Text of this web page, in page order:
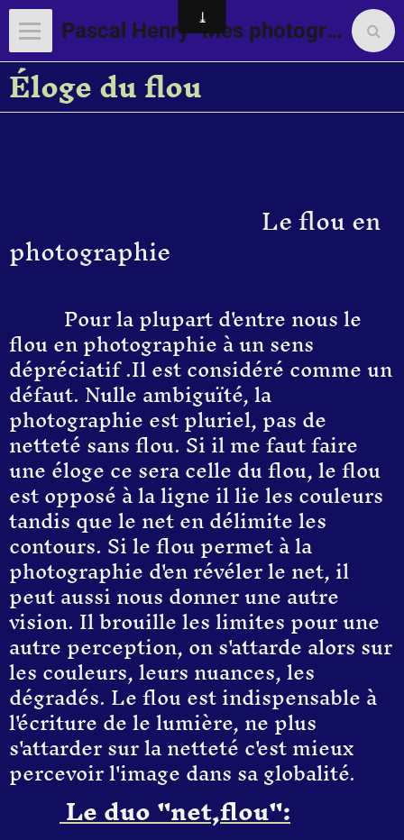
Pascal Henry "Mes photographies"
Éloge du flou
Le flou en
photographie
Pour la plupart d'entre nous le
flou en photographie à un sens
dépréciatif .Il est considéré comme un
défaut.Nulle ambiguïté, la
photographie estpluriel,pas de
netteté sans flou.Si il me faut faire
une éloge ce sera celle du flou,le flou
est opposé à la ligne il lie les couleurs
tandis que le net en délimite les
contours.Si le flou permet à la
photographie d'en révéler le net, il
peut aussi nous donner une autre
vision. Il brouille les limites pour une
autre perception, on s'attarde alors sur
les couleurs, leurs nuances, les
dégradés. Le flou est indispensable à
l'écriture de le lumière, ne plus
s'attarder sur la netteté c'est mieux
percevoir l'image dans sa globalité.
Le duo "net,flou":